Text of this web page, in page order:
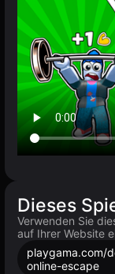
Dieses
Verwenden Sie
auf Ihrer Website
playgama.com/
online-escape